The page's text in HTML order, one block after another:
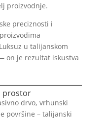
proizvodnje.
preciznosti i
u talijanskom
on je rezultat iskustva
prostor
drvo, vrhunski
površine – talijanski